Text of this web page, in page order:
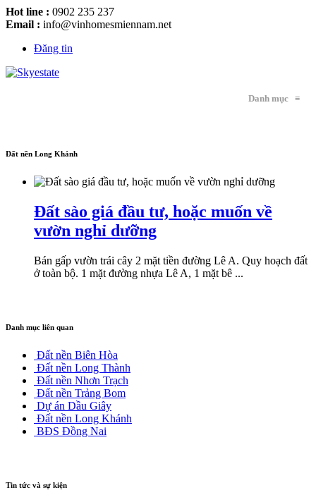
Hot line : 0902 235 237
Email : info@vinhomesmiennam.net
Đăng tin
Danh mục ≡
Đất nền Long Khánh
Đất sào giá đầu tư, hoặc muốn về
vườn nghỉ dưỡng
Bán gấp vườn trái cây 2 mặt tiền đường Lê A. Quy hoạch đất
ở toàn bộ. 1 mặt đường nhựa Lê A, 1 mặt bê ...
Danh mục liên quan
Đất nền Biên Hòa
Đất nền Long Thành
Đất nền Nhơn Trạch
Đất nền Trảng Bom
Dự án Dầu Giây
Đất nền Long Khánh
BĐS Đồng Nai
Tin tức và sự kiện